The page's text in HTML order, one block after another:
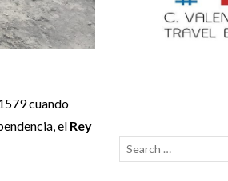
cuando
el Rey
Search